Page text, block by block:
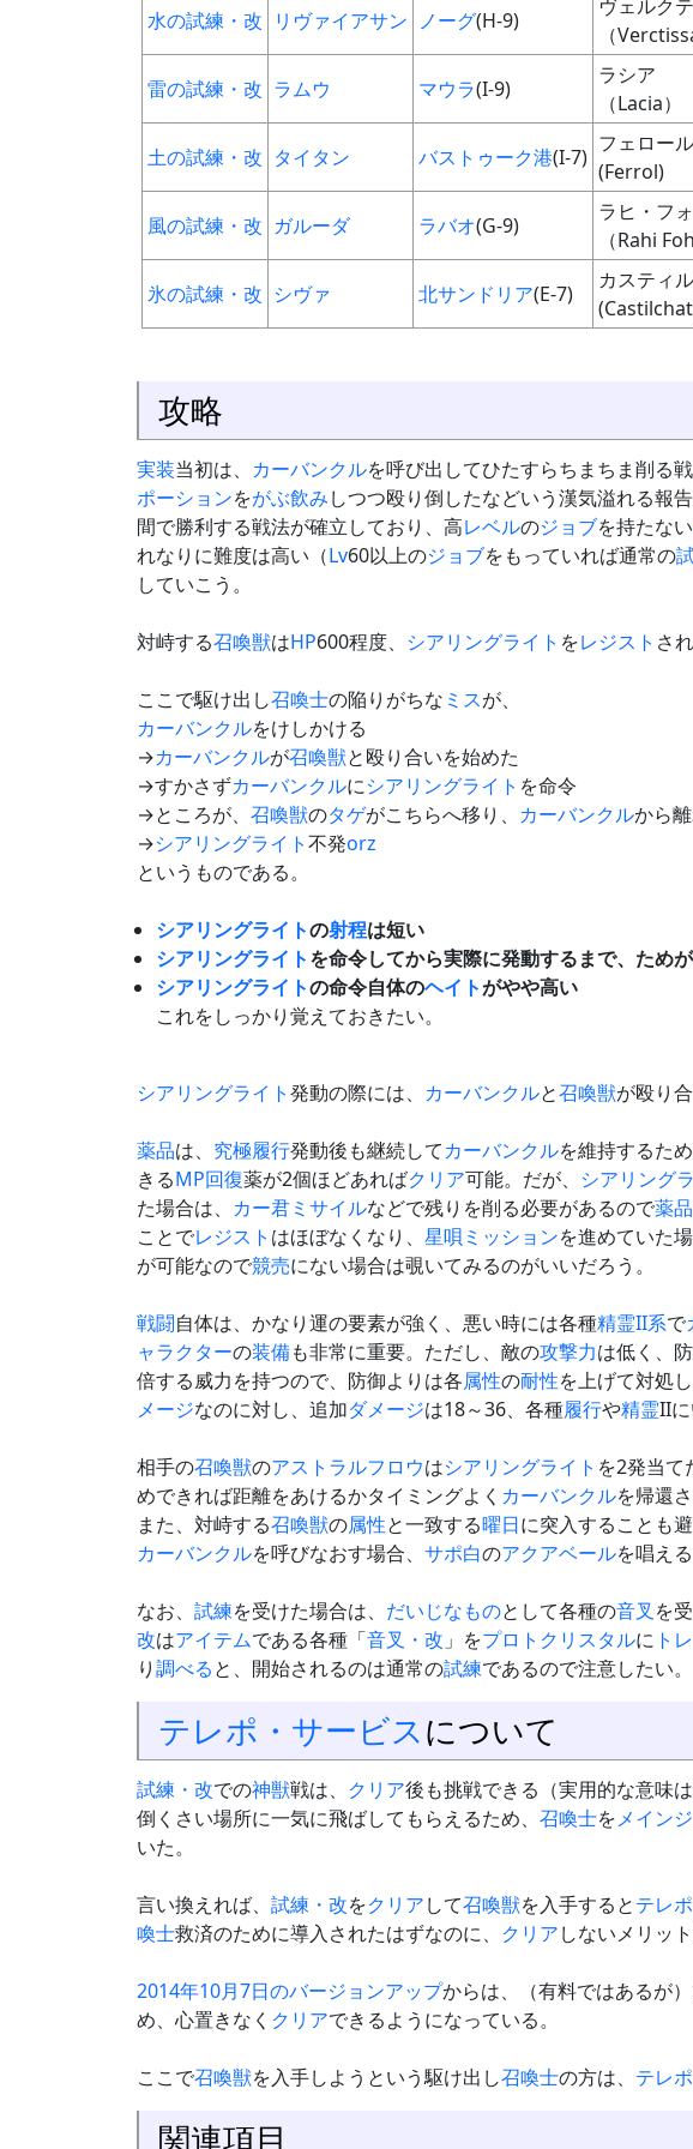
水の試練・改 リヴァイアサン ノーグ(H-9)
ヴェルク
（
雷の試練・改 ラムウ マウラ(I-9)
ラシア
（Lacia）
土の試練・改 タイタン バストゥーク港(I-7)
フェロール
(Ferrol)
風の試練・改 ガルーダ ラバオ(G-9)
ラヒ・フ
（Rahi
氷の試練・改 シヴァ 北サンドリア(E-7)
カスティ
攻略
実装当初は、 カーバンクルを呼び出してひたすらちまちま削る
ポーションをがぶ飲みしつつ殴り倒したなどいう漢気溢れる報
間で勝利する戦法が確立しており、高レベルのジョブを持たない
れなりに難度は高い（Lv60以上のジョブをもっていれば通常の
していこう。
対峙する召喚獣はHP600程度、 シアリングライト をレジスト さ
ここで駆け出し召喚士の陥りがちな ミスが、
カーバンクルをけしかける
→カーバンクルが召喚獣と殴り合いを始めた
→すかさずカーバンクルにシアリングライト を命令
→ところが、 召喚獣のタゲがこちらへ移り、 カーバンクルから
→シアリングライト不発orz
というものである。
シアリングライトの射程は短い
シアリングライトを命令してから実際に発動するまで、ため
シアリングライトの命令自体のヘイトがやや高い
これをしっかり覚えておきたい。
シアリングライト発動の際には、 カーバンクルと召喚獣が殴り
薬品は、 究極履行発動後も継続してカーバンクルを維持するた
きるMP回復薬が2個ほどあればクリア可能。だが、 シアリング
た場合は、 カー君ミサイルなどで残りを削る必要があるので薬品
ことでレジスト はほぼなくなり、 星唄ミッションを進めていた
が可能なので競売にない場合は覗いてみるのがいいだろう。
戦闘自体は、かなり運の要素が強く、悪い時には各種精霊II系で
ャラクターの装備も非常に重要。ただし、敵の攻撃力は低く、
倍する威力を持つので、防御よりは各属性の耐性を上げて対処
メージなのに対し、追加ダメージは18～36、各種履行や精霊IIに
相手の召喚獣のアストラルフロウはシアリングライト を2発当て
めできれば距離をあけるかタイミングよく カーバンクルを帰還
また、対峙する召喚獣の属性と一致する曜日に突入することも避
カーバンクルを呼びなおす場合、 サポ白のアクアベールを唱え
なお、 試練を受けた場合は、 だいじなものとして各種の音叉 を
改はアイテムである各種「音叉・改 」をプロトクリスタルに ト
り調べると、開始されるのは通常の試練であるので注意したい。
テレポ・サービスについて
試練・改での神獣戦は、 クリア後も挑戦できる（実用的な意味
倒くさい場所に一気に飛ばしてもらえるため、 召喚士をメイン
いた。
言い換えれば、 試練・改をクリアして召喚獣を入手するとテレ
喚士救済のために導入されたはずなのに、 クリアしないメリッ
2014年10月7日のバージョンアップからは、（有料ではあるが
め、心置きなく クリアできるようになっている。
ここで召喚獣を入手しようという駆け出し召喚士の方は、 テレ
関連項目